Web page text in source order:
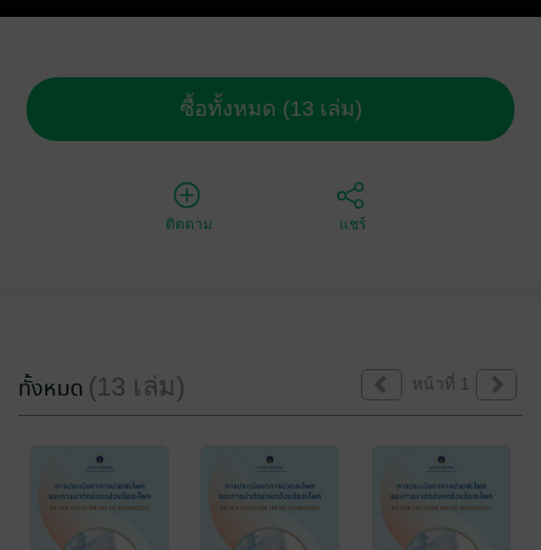
ซื้อทั้งหมด (13 เล่ม)
ติดตาม แชร์
ทั้งหมด (13 เล่ม) หน้าที่ 1